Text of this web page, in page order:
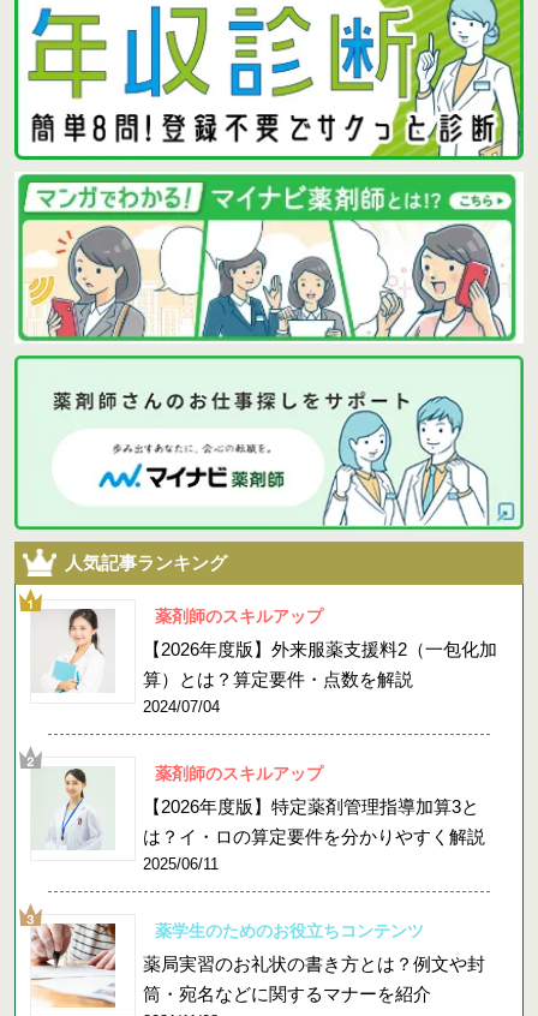
人気記事ランキング
薬剤師のスキルアップ
【2026年度版】外来服薬支援料2（一包化加
算）とは？算定要件・点数を解説
2024/07/04
薬剤師のスキルアップ
【2026年度版】特定薬剤管理指導加算3と
は？イ・ロの算定要件を分かりやすく解説
2025/06/11
薬学生のためのお役立ちコンテンツ
薬局実習のお礼状の書き方とは？例文や封
筒・宛名などに関するマナーを紹介